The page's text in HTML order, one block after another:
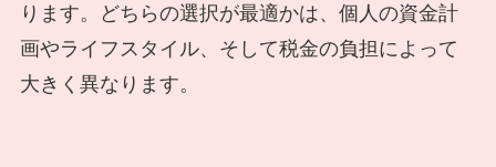
ります。どちらの選択が最適かは、個人の資金計
画やライフスタイル、そして税金の負担によって
大きく異なります。